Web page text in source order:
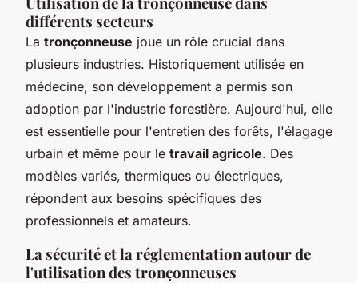
différents secteurs
La tronçonneuse joue un rôle crucial dans
plusieurs industries. Historiquement utilisée en
médecine, son développement a permis son
adoption par l'industrie forestière. Aujourd'hui, elle
est essentielle pour l'entretien des forêts, l'élagage
urbain et même pour le travail agricole. Des
modèles variés, thermiques ou électriques,
répondent aux besoins spécifiques des
professionnels et amateurs.
La sécurité et la réglementation autour de
l'utilisation des tronçonneuses